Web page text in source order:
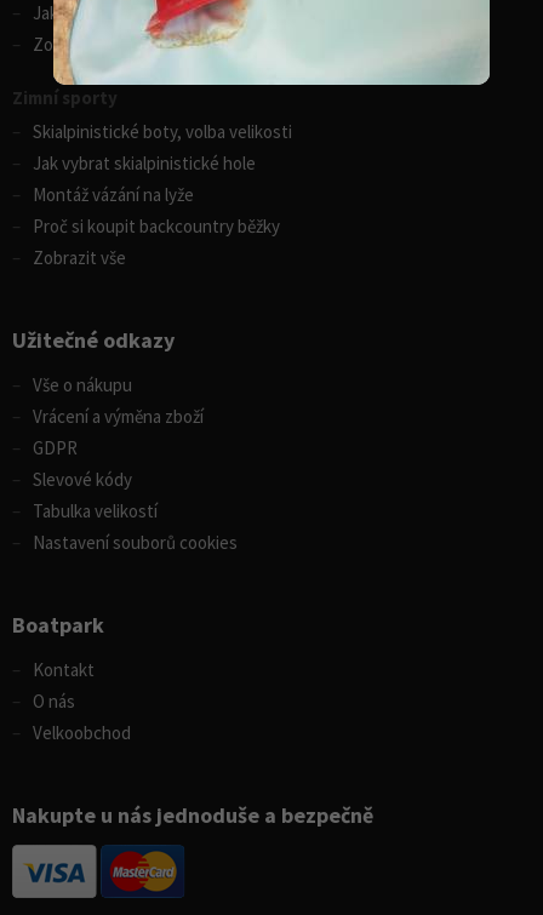
Jak vybrat kajak
Zobrazit vše
Zimní sporty
Skialpinistické boty, volba velikosti
Jak vybrat skialpinistické hole
Montáž vázání na lyže
Proč si koupit backcountry běžky
Zobrazit vše
Užitečné odkazy
Vše o nákupu
Vrácení a výměna zboží
GDPR
Slevové kódy
Tabulka velikostí
Nastavení souborů cookies
Boatpark
Kontakt
O nás
Velkoobchod
Nakupte u nás jednoduše a bezpečně